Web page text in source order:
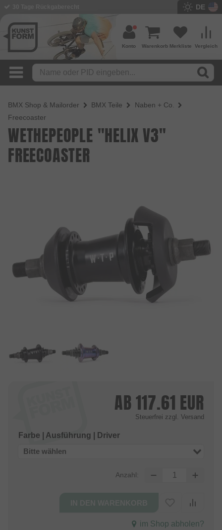
DE
Vergleich
Merkliste
Warenkorb
Konto
BMX Shop & Mailorder BMX Teile
Naben + Co.
Freecoaster
WETHEPEOPLE "HELIX V3"
FREECOASTER
AB117.61 EUR
Steuerfrei zzgl. Versand
Farbe | Ausführung | Driver
Bitte wählen
Anzahl:
im Shop abholen?